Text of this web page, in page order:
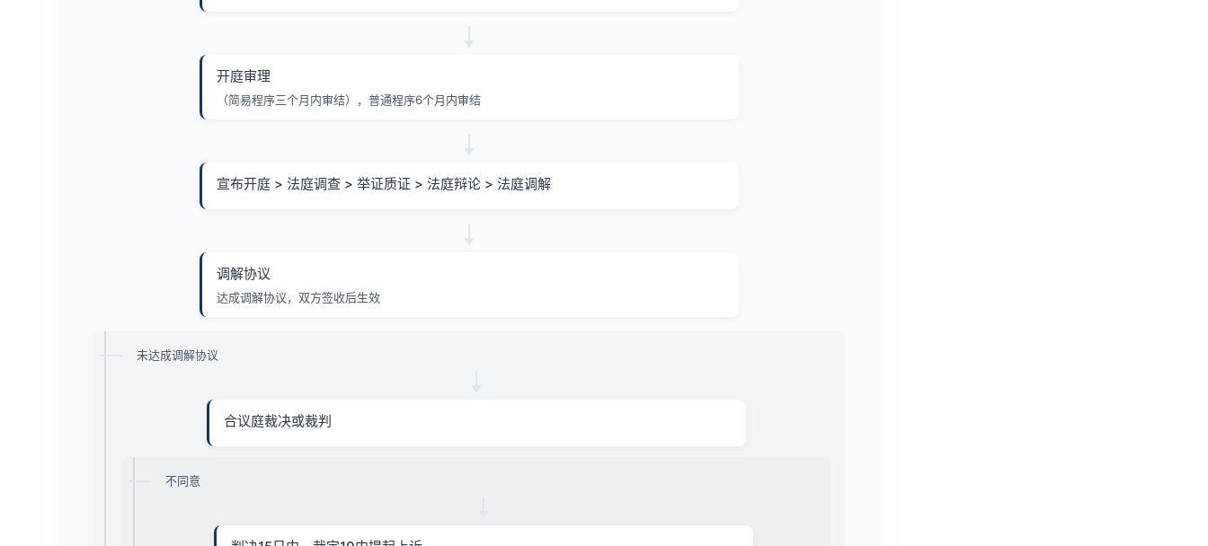
开庭审理
（简易程序三个月内审结），普通程序6个月内审结
宣布开庭 > 法庭调查 > 举证质证 > 法庭辩论 > 法庭调解
调解协议
达成调解协议，双方签收后生效
未达成调解协议
合议庭裁决或裁判
不同意